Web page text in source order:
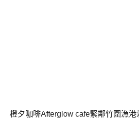
橙夕咖啡Afterglow cafe緊鄰竹圍漁港